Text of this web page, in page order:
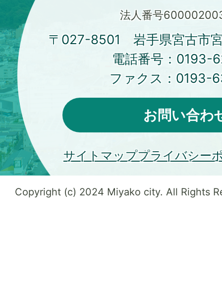
法人番号
〒027-8501 岩手県宮古市
電話番号： 0193-
ファクス： 0193-
お問い合わ
サイトマッププライバシー
Copyright (c) 2024 Miyako city. All Rights